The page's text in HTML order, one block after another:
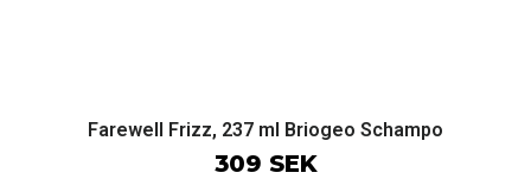
Farewell Frizz, 237 ml Briogeo Schampo
309 SEK